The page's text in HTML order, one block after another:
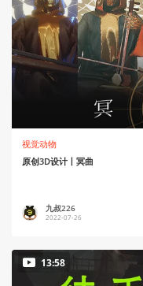
视觉动物
原创3D设计丨冥曲
九叔226
2022-07-26
13:58